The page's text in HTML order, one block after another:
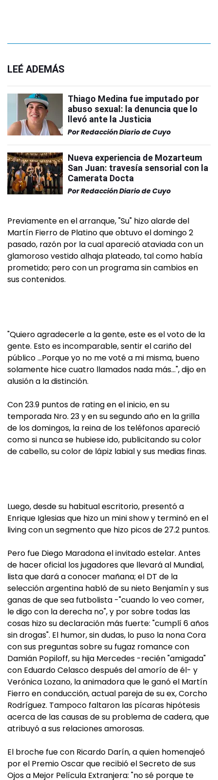
LEÉ ADEMÁS
Thiago Medina fue imputado por
abuso sexual: la denuncia que lo
llevó ante la Justicia
PorRedacción Diario de Cuyo
Nueva experiencia de Mozarteum
San Juan: travesía sensorial con la
Camerata Docta
PorRedacción Diario de Cuyo
Previamente en el arranque, "Su" hizo alarde del
Martín Fierro de Platino que obtuvo el domingo 2
pasado, razón por la cual apareció ataviada con un
glamoroso vestido alhaja plateado, tal como había
prometido; pero con un programa sin cambios en
sus contenidos.
"Quiero agradecerle a la gente, este es el voto de la
gente. Esto es incomparable, sentir el cariño del
público …Porque yo no me voté a mi misma, bueno
solamente hice cuatro llamados nada más…", dijo en
alusión a la distinción.
Con 23.9 puntos de rating en el inicio, en su
temporada Nro. 23 y en su segundo año en la grilla
de los domingos, la reina de los teléfonos apareció
como si nunca se hubiese ido, publicitando su color
de cabello, su color de lápiz labial y sus medias finas.
Luego, desde su habitual escritorio, presentó a
Enrique Iglesias que hizo un mini show y terminó en el
living con un segmento que hizo picos de 27.2 puntos.
Pero fue Diego Maradona el invitado estelar. Antes
de hacer oficial los jugadores que llevará al Mundial,
lista que dará a conocer mañana; el DT de la
selección argentina habló de su nieto Benjamín y sus
ganas de que sea futbolista -"cuando lo veo comer,
le digo con la derecha no", y por sobre todas las
cosas hizo su declaración más fuerte: "cumplí 6 años
sin drogas". El humor, sin dudas, lo puso la nona Cora
con sus preguntas sobre su fugaz romance con
Damián Popiloff, su hija Mercedes -recién "amigada"
con Eduardo Celasco después del amorío de él- y
Verónica Lozano, la animadora que le ganó el Martín
Fierro en conducción, actual pareja de su ex, Corcho
Rodríguez. Tampoco faltaron las pícaras hipótesis
acerca de las causas de su problema de cadera, que
atribuyó a sus relaciones amorosas.
El broche fue con Ricardo Darín, a quien homenajeó
por el Premio Oscar que recibió el Secreto de sus
Ojos a Mejor Película Extranjera: "no sé porque te